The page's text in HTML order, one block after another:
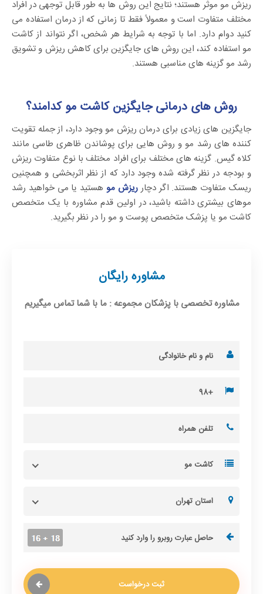
ریزش مو موثر هستند؛ نتایج این روش ها به طور قابل توجهی در افراد
مختلف متفاوت است و معمولاً فقط تا زمانی که از درمان استفاده می
کنید دوام دارد. اما با توجه به شرایط هر شخص، اگر نتواند از کاشت
مو استفاده کند، این روش های جایگزین برای کاهش ریزش و تشویق
رشد مو گزینه های مناسبی هستند.
روش های درمانی جایگزین کاشت مو کدامند؟
جایگزین های زیادی برای درمان ریزش مو وجود دارد، از جمله تقویت
کننده های رشد مو و روش هایی برای پوشاندن ظاهری طاسی مانند
کلاه گیس. گزینه های مختلف برای افراد مختلف با نوع متفاوت ریزش
و بودجه در نظر گرفته شده وجود دارد که از نظر اثربخشی و همچنین
ریسک متفاوت هستند. اگر دچارریزش موهستید یا می خواهید رشد
موهای بیشتری داشته باشید، در اولین قدم مشاوره با یک متخصص
کاشت مو یا پزشک متخصص پوست و مو را در نظر بگیرید.
مشاوره رایگان
مشاوره تخصصی با پزشکان مجموعه : ما با شما تماس میگیریم
کاشت مو
استان تهران
ثبت درخواست